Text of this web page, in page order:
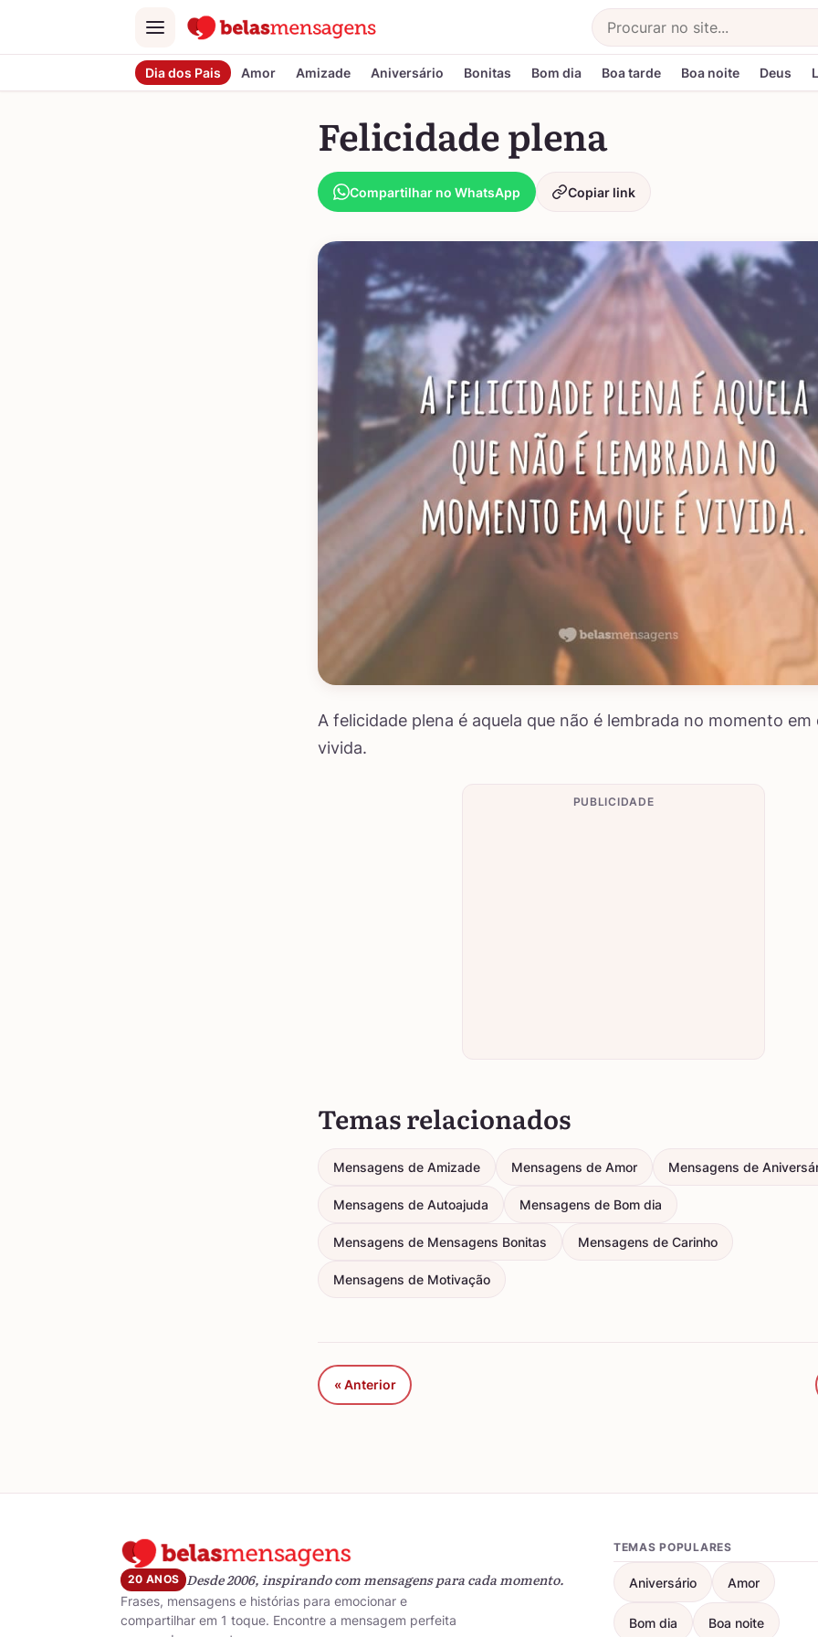
Menu
Buscar
Dia dos Pais Amor Amizade Aniversário Bonitas Bom dia Boa tarde Boa noite Deus
Felicidade plena
Compartilhar no WhatsApp Copiar link
A felicidade plena é aquela que não é lembrada no momento em
vivida.
PUBLICIDADE
Temas relacionados
Mensagens de Amizade Mensagens de Amor Mensagens de
Mensagens de Autoajuda Mensagens de Bom dia
Mensagens de Mensagens Bonitas Mensagens de Carinho
Mensagens de Motivação
« Anterior
20 ANOS Desde 2006, inspirando com mensagens para cada momento.
Frases, mensagens e histórias para emocionar e
compartilhar em 1 toque. Encontre a mensagem perfeita
TEMAS POPULARES
Aniversário Amor
Bom dia Boa noite